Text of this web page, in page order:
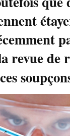
revue de